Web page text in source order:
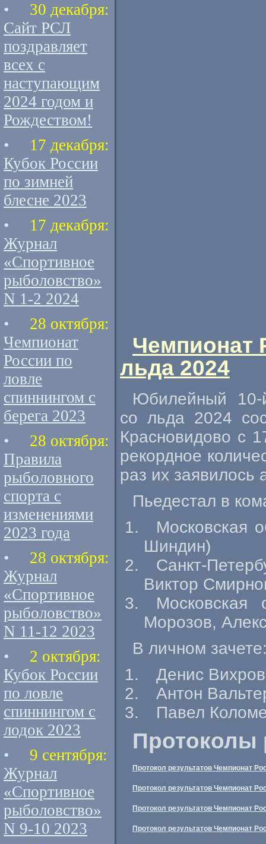
• 30 декабря:
Сайт РСЛ
поздравляет
всех с
наступающим
2024 годом и
Рождеством!
• 17 декабря:
Кубок России
по зимней
блесне 2023
• 17 декабря:
Журнал
«Спортивное
рыболовство»
N 1-2 2024
• 28 октября:
Чемпионат
России по
ловле
спиннингом с
берега 2023
• 28 октября:
Правила
рыболовного
спорта с
изменениями
2023 года
• 28 октября:
Журнал
«Спортивное
рыболовство»
N 11-12 2023
• 2 октября:
Кубок России
по ловле
спиннингом с
лодок 2023
• 9 сентября:
Журнал
«Спортивное
рыболовство»
N 9-10 2023
Чемпионат
льда 2024
Юбилейный 10-
со льда 2024
Красновидово с
рекордное
раз их заявилось
Пьедестал в
Московская
Шиндин)
Санкт-
Виктор
Морозов,
В личном
Денис
Антон
Павел
Протоколы
Протокол результатов Чемпионат
Протокол результатов Чемпионат
Протокол результатов Чемпионат
Протокол результатов Чемпионат